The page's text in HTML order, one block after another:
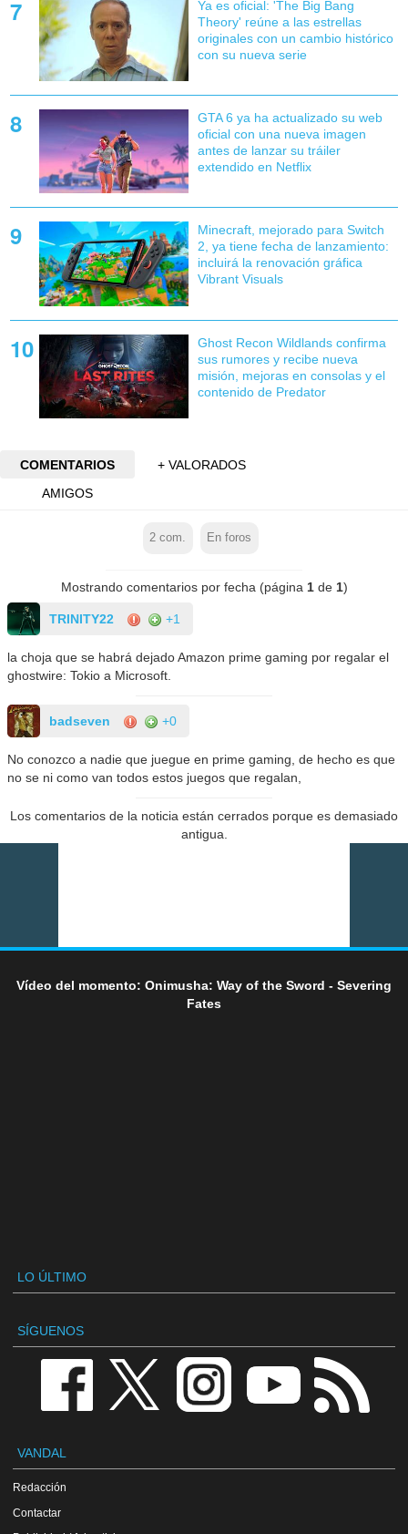
Ya es oficial: 'The Big Bang
Theory' reúne a las estrellas
originales con un cambio histórico
con su nueva serie
GTA 6 ya ha actualizado su web
oficial con una nueva imagen
antes de lanzar su tráiler
extendido en Netflix
Minecraft, mejorado para Switch
2, ya tiene fecha de lanzamiento:
incluirá la renovación gráfica
Vibrant Visuals
Ghost Recon Wildlands confirma
sus rumores y recibe nueva
misión, mejoras en consolas y el
contenido de Predator
COMENTARIOS
+ VALORADOS
AMIGOS
2 com. En foros
Mostrando comentarios por fecha (página 1de 1)
TRINITY22 +1
la choja que se habrá dejado Amazon prime gaming por regalar el
ghostwire: Tokio a Microsoft.
badseven +0
No conozco a nadie que juegue en prime gaming, de hecho es que
no se ni como van todos estos juegos que regalan,
Los comentarios de la noticia están cerrados porque es demasiado
antigua.
Vídeo del momento: Onimusha: Way of the Sword - Severing
Fates
LO ÚLTIMO
SÍGUENOS
VANDAL
Redacción
Contactar